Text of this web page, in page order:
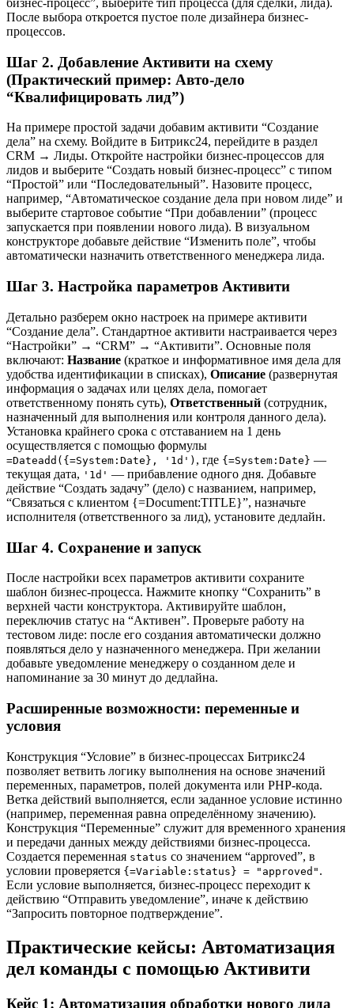
бизнес-процесс”, выберите тип процесса (для сделки, лида).
После выбора откроется пустое поле дизайнера бизнес-
процессов.
Шаг 2. Добавление Активити на схему
(Практический пример: Авто-дело
“Квалифицировать лид”)
На примере простой задачи добавим активити “Создание
дела” на схему. Войдите в Битрикс24, перейдите в раздел
CRM → Лиды. Откройте настройки бизнес-процессов для
лидов и выберите “Создать новый бизнес-процесс” с типом
“Простой” или “Последовательный”. Назовите процесс,
например, “Автоматическое создание дела при новом лиде” и
выберите стартовое событие “При добавлении” (процесс
запускается при появлении нового лида). В визуальном
конструкторе добавьте действие “Изменить поле”, чтобы
автоматически назначить ответственного менеджера лида.
Шаг 3. Настройка параметров Активити
Детально разберем окно настроек на примере активити
“Создание дела”. Стандартное активити настраивается через
“Настройки” → “CRM” → “Активити”. Основные поля
включают: Название (краткое и информативное имя дела для
удобства идентификации в списках), Описание (развернутая
информация о задачах или целях дела, помогает
ответственному понять суть), Ответственный (сотрудник,
назначенный для выполнения или контроля данного дела).
Установка крайнего срока с отставанием на 1 день
осуществляется с помощью формулы
=Dateadd({=System:Date}, '1d') , где {=System:Date} —
текущая дата, '1d' — прибавление одного дня. Добавьте
действие “Создать задачу” (дело) с названием, например,
“Связаться с клиентом {=Document:TITLE}”, назначьте
исполнителя (ответственного за лид), установите дедлайн.
Шаг 4. Сохранение и запуск
После настройки всех параметров активити сохраните
шаблон бизнес-процесса. Нажмите кнопку “Сохранить” в
верхней части конструктора. Активируйте шаблон,
переключив статус на “Активен”. Проверьте работу на
тестовом лиде: после его создания автоматически должно
появляться дело у назначенного менеджера. При желании
добавьте уведомление менеджеру о созданном деле и
напоминание за 30 минут до дедлайна.
Расширенные возможности: переменные и
условия
Конструкция “Условие” в бизнес-процессах Битрикс24
позволяет ветвить логику выполнения на основе значений
переменных, параметров, полей документа или PHP-кода.
Ветка действий выполняется, если заданное условие истинно
(например, переменная равна определённому значению).
Конструкция “Переменные” служит для временного хранения
и передачи данных между действиями бизнес-процесса.
Создается переменная status со значением “approved”, в
условии проверяется {=Variable:status} = "approved" .
Если условие выполняется, бизнес-процесс переходит к
действию “Отправить уведомление”, иначе к действию
“Запросить повторное подтверждение”.
Практические кейсы: Автоматизация
дел команды с помощью Активити
Кейс 1: Автоматизация обработки нового лида